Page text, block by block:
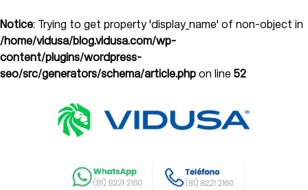
Notice: Trying to get property 'display_name' of non-object in
/home/vidusa/blog.vidusa.com/wp-
content/plugins/wordpress-
seo/src/generators/schema/article.php on line 52